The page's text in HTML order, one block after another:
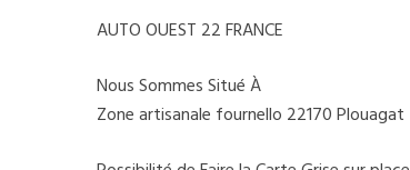
AUTO OUEST 22 FRANCE
Nous Sommes Situé À
Zone artisanale fournello 22170 Plouagat